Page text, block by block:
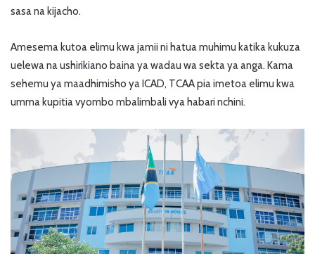
sasa na kijacho.
Amesema kutoa elimu kwa jamii ni hatua muhimu katika kukuza
uelewa na ushirikiano baina ya wadau wa sekta ya anga. Kama
sehemu ya maadhimisho ya ICAD, TCAA pia imetoa elimu kwa
umma kupitia vyombo mbalimbali vya habari nchini.